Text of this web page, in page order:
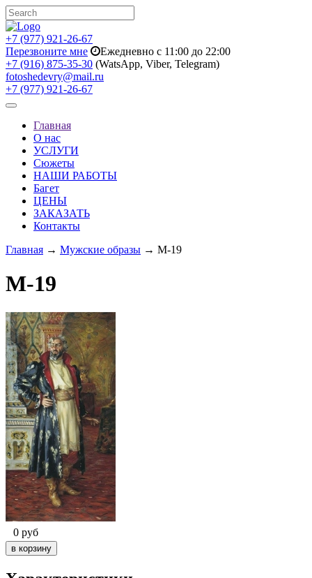
+7 (977) 921-26-67
Перезвоните мне
Ежедневно с 11:00 до 22:00
+7 (916) 875-35-30 (WatsApp, Viber, Telegram)
fotoshedevry@mail.ru
+7 (977) 921-26-67
Toggle
navigationГлавная
О нас
УСЛУГИ
Сюжеты
НАШИ РАБОТЫ
Багет
ЦЕНЫ
ЗАКАЗАТЬ
Контакты
Главная → Мужские образы → M-19
M-19
0 руб